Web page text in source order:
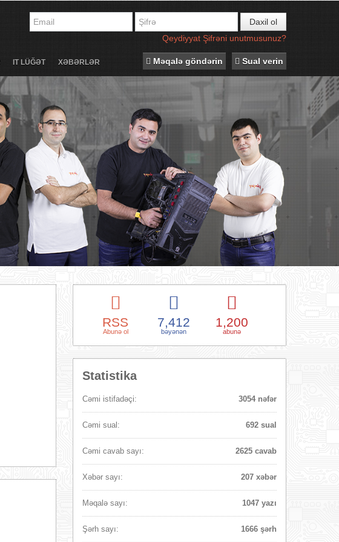
Daxil ol
Qeydiyyat Şifrəni unutmusunuz?
IT LÜĞƏT XƏBƏRLƏR Məqalə göndərin Sual verin
RSS
Abunə ol
7,412
bəyənən
1,200
abunə
Statistika
Cəmi istifadəçi: 3054 nəfər
Cəmi sual: 692 sual
Cəmi cavab sayı: 2625 cavab
Xəbər sayı: 207 xəbər
Məqalə sayı: 1047 yazı
Şərh sayı: 1666 şərh